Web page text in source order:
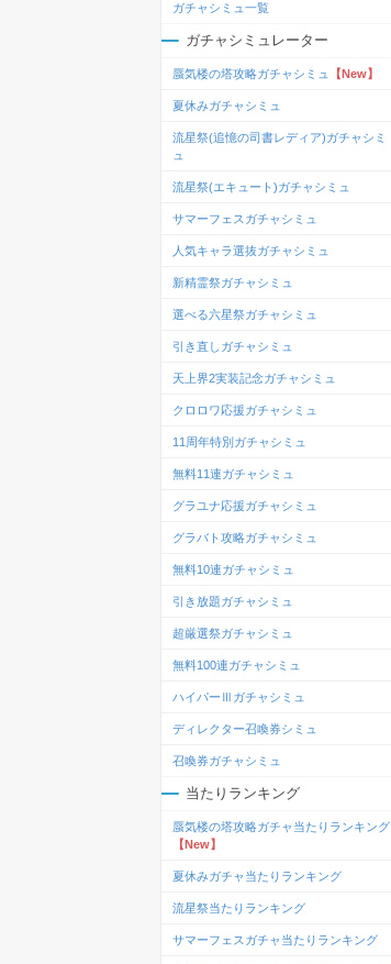
ガチャシミュ一覧
ガチャシミュレーター
蜃気楼の塔攻略ガチャシミュ 【New】
夏休みガチャシミュ
流星祭(追憶の司書レディア)ガチャシミ
ュ
流星祭(エキュート)ガチャシミュ
サマーフェスガチャシミュ
人気キャラ選抜ガチャシミュ
新精霊祭ガチャシミュ
選べる六星祭ガチャシミュ
引き直しガチャシミュ
天上界2実装記念ガチャシミュ
クロロワ応援ガチャシミュ
11周年特別ガチャシミュ
無料11連ガチャシミュ
グラユナ応援ガチャシミュ
グラバト攻略ガチャシミュ
無料10連ガチャシミュ
引き放題ガチャシミュ
超厳選祭ガチャシミュ
無料100連ガチャシミュ
ハイパーⅢガチャシミュ
ディレクター召喚券シミュ
召喚券ガチャシミュ
当たりランキング
蜃気楼の塔攻略ガチャ当たりランキング
【New】
夏休みガチャ当たりランキング
流星祭当たりランキング
サマーフェスガチャ当たりランキング